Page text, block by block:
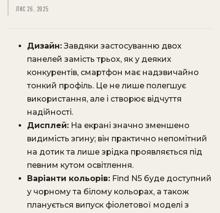
ЛИС 26, 2025
Дизайн:Завдяки застосуванню двох
панелей замість трьох, як у деяких
конкурентів, смартфон має надзвичайно
тонкий профіль. Це не лише полегшує
використання, але і створює відчуття
надійності.
Дисплей: На екрані значно зменшено
видимість згину; він практично непомітний
на дотик та лише зрідка проявляється під
певним кутом освітлення.
Варіанти кольорів: Find N5 буде доступний
у чорному та білому кольорах, а також
планується випуск фіолетової моделі з